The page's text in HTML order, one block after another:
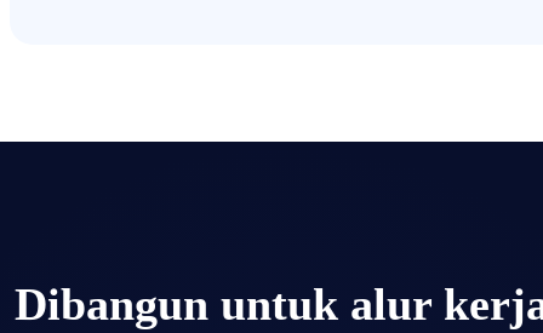
Dibangun untuk alur